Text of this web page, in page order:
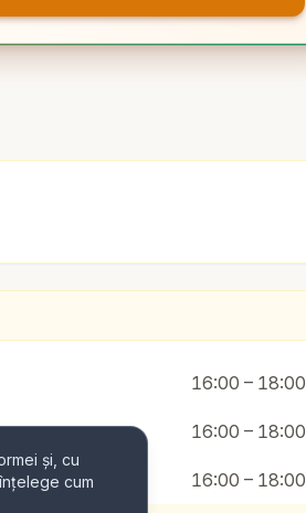
și, cu
cum
16:00 – 18:00
16:00 – 18:00
16:00 – 18:00